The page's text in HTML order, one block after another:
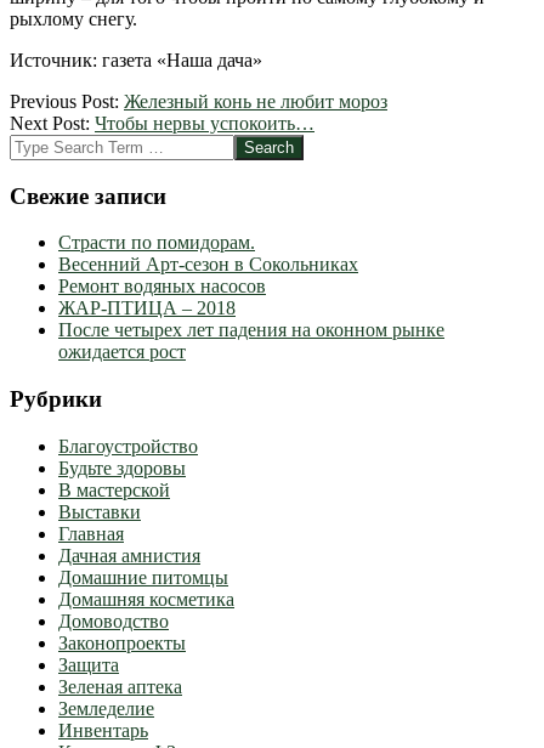
рыхлому снегу.
Источник: газета «Наша дача»
2012-
04-
27
Previous Post: Железный конь не любит мороз
Next Post: Чтобы нервы успокоить…
Search
Свежие записи
Страсти по помидорам.
Весенний Арт-сезон в Сокольниках
Ремонт водяных насосов
ЖАР-ПТИЦА – 2018
После четырех лет падения на оконном рынке
ожидается рост
Рубрики
Благоустройство
Будьте здоровы
В мастерской
Выставки
Главная
Дачная амнистия
Домашние питомцы
Домашняя косметика
Домоводство
Законопроекты
Защита
Зеленая аптека
Земледелие
Инвентарь